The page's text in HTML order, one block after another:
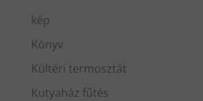
kép
Könyv
Kültéri termosztát
Kutyaház fűtés